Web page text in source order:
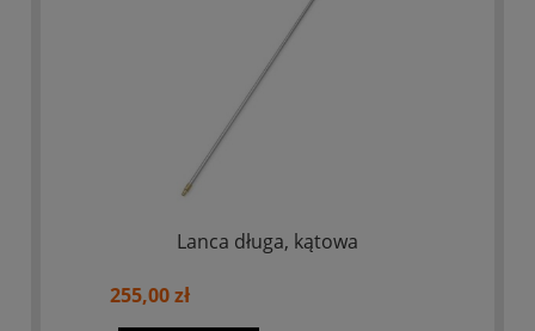
Lanca długa, kątowa
255,00 zł